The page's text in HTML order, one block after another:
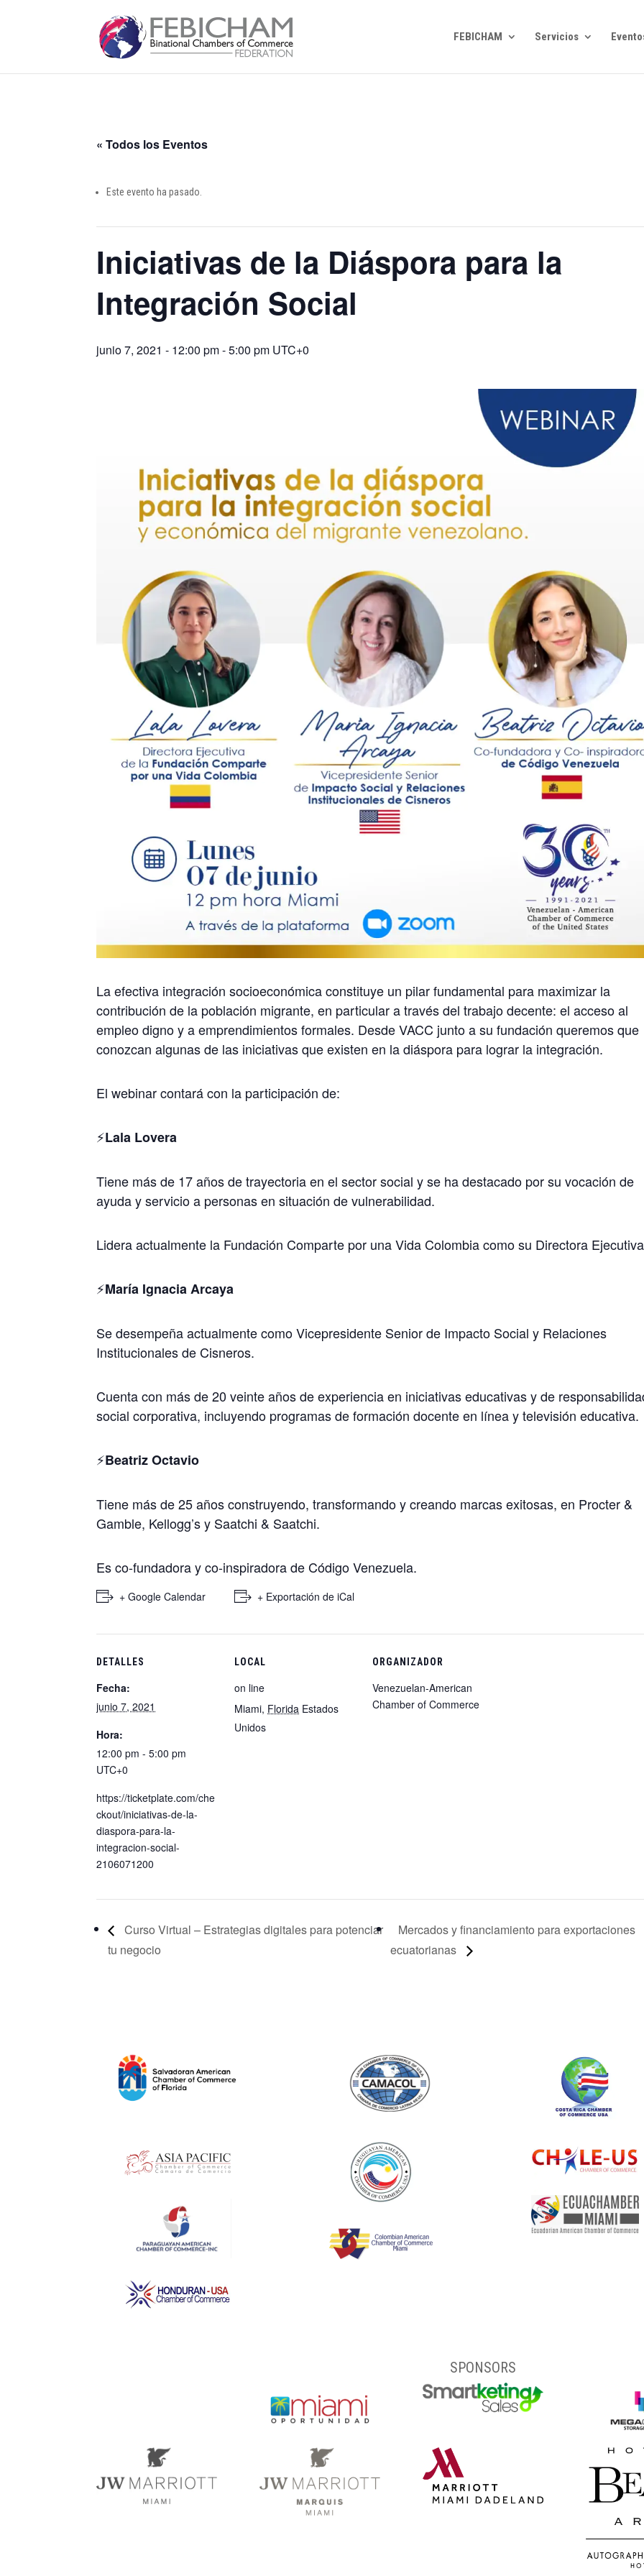
FEBICHAM Servicios
« Todos los Eventos
Este evento ha pasado.
Iniciativas de la Diáspora para la
Integración Social
junio 7, 2021 - 12:00 pm-5:00 pm UTC+0
La efectiva integración socioeconómica constituye un pilar fundamental para maximizar la
contribución de la población migrante, en particular a través del trabajo decente: el acceso al
empleo digno y a emprendimientos formales. Desde VACC junto a su fundación queremos que
conozcan algunas de las iniciativas que existen en la diáspora para lograr la integración.
El webinar contará con la participación de:
⚡️Lala Lovera
Tiene más de 17 años de trayectoria en el sector social y se ha destacado por su vocación de
ayuda y servicio a personas en situación de vulnerabilidad.
Lidera actualmente la Fundación Comparte por una Vida Colombia como su Directora
⚡️María Ignacia Arcaya
Se desempeña actualmente como Vicepresidente Senior de Impacto Social y Relaciones
Institucionales de Cisneros.
Cuenta con más de 20 veinte años de experiencia en iniciativas educativas y de
social corporativa, incluyendo programas de formación docente en línea y televisión educativa.
⚡️Beatriz Octavio
Tiene más de 25 años construyendo, transformando y creando marcas exitosas, en Procter &
Gamble, Kellogg’s y Saatchi & Saatchi.
Es co-fundadora y co-inspiradora de Código Venezuela.
+ Google Calendar + Exportación de iCal
DETALLES
Fecha:
junio 7, 2021
Hora:
12:00 pm - 5:00 pm
UTC+0
https://ticketplate.com/che
ckout/iniciativas-de-la-
diaspora-para-la-
integracion-social-
2106071200
LOCAL
on line
Miami, Florida Estados
Unidos
ORGANIZADOR
Venezuelan-American
Chamber of Commerce
Curso Virtual – Estrategias digitales para potenciar
tu negocio
Mercados y financiamiento para exportaciones
ecuatorianas
SPONSORS